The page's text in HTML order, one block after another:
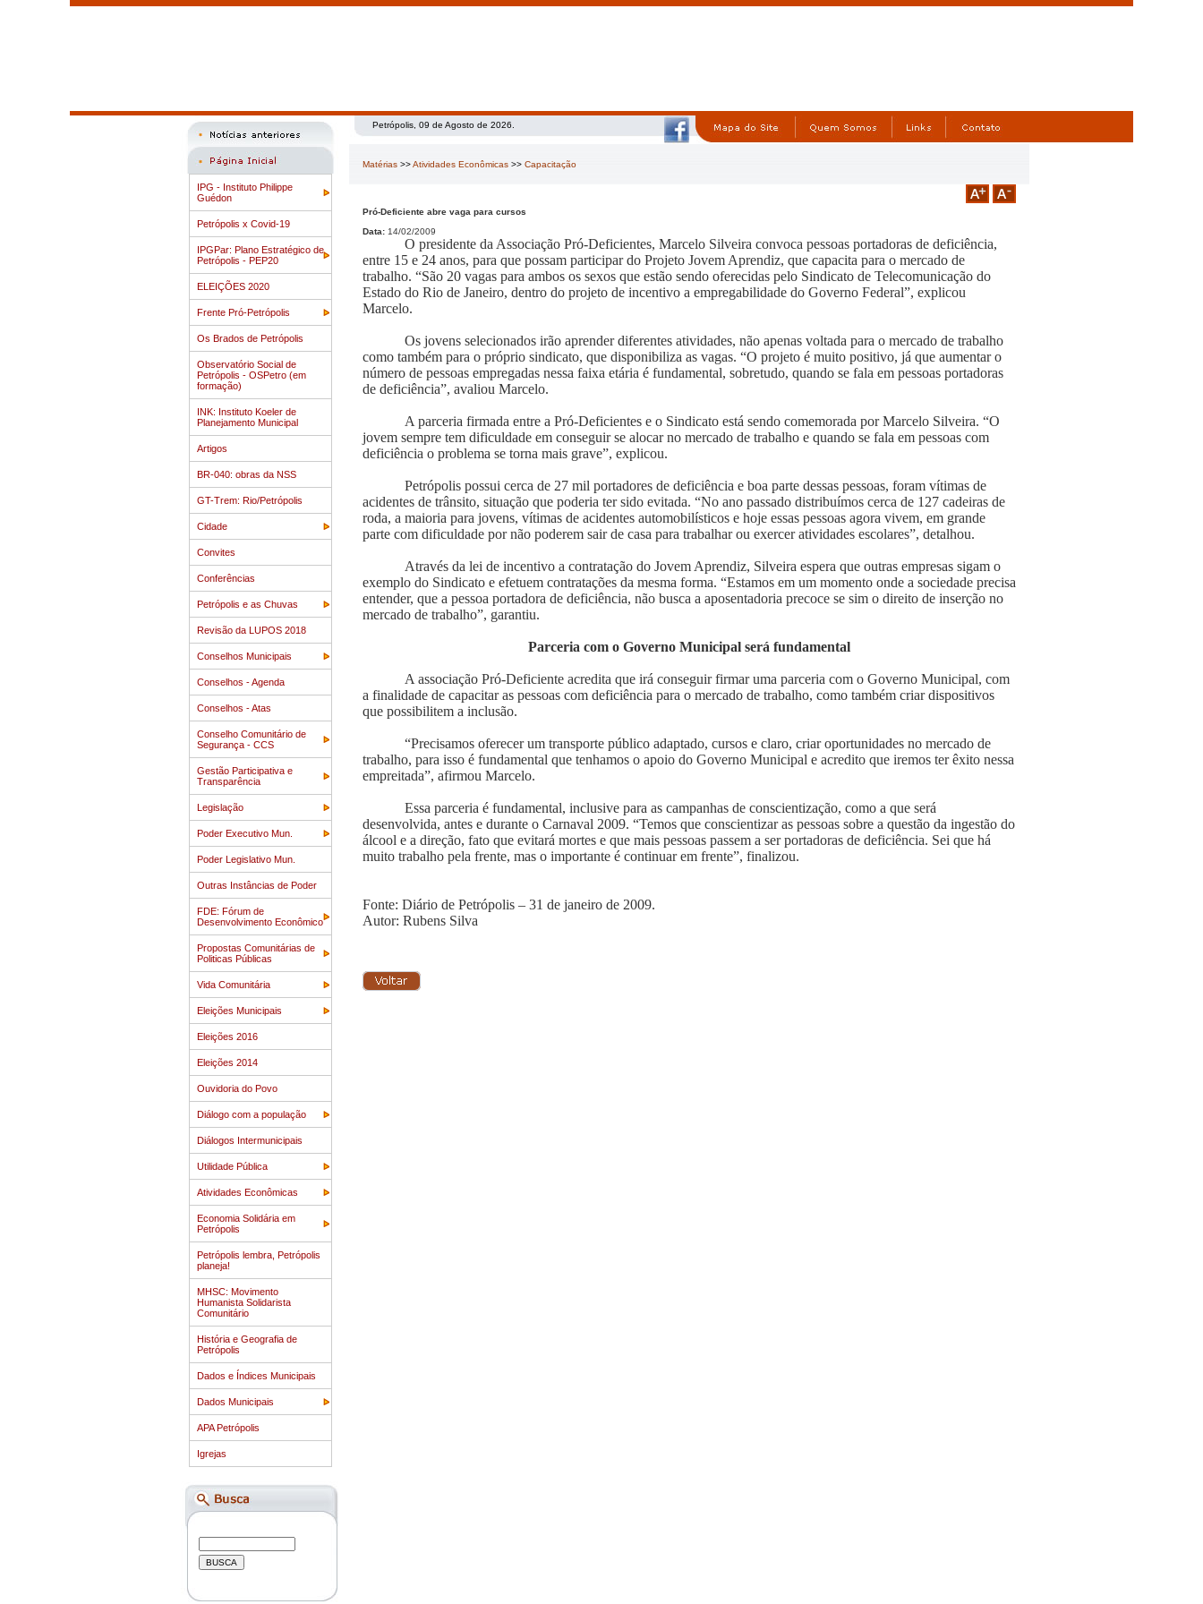
IPG - Instituto Philippe
Guédon
Petrópolis x Covid-19
IPGPar: Plano Estratégico de
Petrópolis - PEP20
ELEIÇÕES 2020
Frente Pró-Petrópolis
Os Brados de Petrópolis
Observatório Social de
Petrópolis - OSPetro (em
formação)
INK: Instituto Koeler de
Planejamento Municipal
Artigos
BR-040: obras da NSS
GT-Trem: Rio/Petrópolis
Cidade
Convites
Conferências
Petrópolis e as Chuvas
Revisão da LUPOS 2018
Conselhos Municipais
Conselhos - Agenda
Conselhos - Atas
Conselho Comunitário de
Segurança - CCS
Gestão Participativa e
Transparência
Legislação
Poder Executivo Mun.
Poder Legislativo Mun.
Outras Instâncias de Poder
FDE: Fórum de
Desenvolvimento Econômico
Propostas Comunitárias de
Politicas Públicas
Vida Comunitária
Eleições Municipais
Eleições 2016
Eleições 2014
Ouvidoria do Povo
Diálogo com a população
Diálogos Intermunicipais
Utilidade Pública
Atividades Econômicas
Economia Solidária em
Petrópolis
Petrópolis lembra, Petrópolis
planeja!
MHSC: Movimento
Humanista Solidarista
Comunitário
História e Geografia de
Petrópolis
Dados e Índices Municipais
Dados Municipais
APA Petrópolis
Igrejas
Petrópolis, 09 de Agosto de 2026.
Matérias >>Atividades Econômicas >> Capacitação
Pró-Deficiente abre vaga para cursos
Data: 14/02/2009
O presidente da Associação Pró-Deficientes, Marcelo Silveira convoca pessoas portadoras de deficiência,
entre 15 e 24 anos, para que possam participar do Projeto Jovem Aprendiz, que capacita para o mercado de
trabalho. “São 20 vagas para ambos os sexos que estão sendo oferecidas pelo Sindicato de Telecomunicação do
Estado do Rio de Janeiro, dentro do projeto de incentivo a empregabilidade do Governo Federal”, explicou
Marcelo.
Os jovens selecionados irão aprender diferentes atividades, não apenas voltada para o mercado de trabalho
como também para o próprio sindicato, que disponibiliza as vagas. “O projeto é muito positivo, já que aumentar o
número de pessoas empregadas nessa faixa etária é fundamental, sobretudo, quando se fala em pessoas portadoras
de deficiência”, avaliou Marcelo.
A parceria firmada entre a Pró-Deficientes e o Sindicato está sendo comemorada por Marcelo Silveira. “O
jovem sempre tem dificuldade em conseguir se alocar no mercado de trabalho e quando se fala em pessoas com
deficiência o problema se torna mais grave”, explicou.
Petrópolis possui cerca de 27 mil portadores de deficiência e boa parte dessas pessoas, foram vítimas de
acidentes de trânsito, situação que poderia ter sido evitada. “No ano passado distribuímos cerca de 127 cadeiras de
roda, a maioria para jovens, vítimas de acidentes automobilísticos e hoje essas pessoas agora vivem, em grande
parte com dificuldade por não poderem sair de casa para trabalhar ou exercer atividades escolares”, detalhou.
Através da lei de incentivo a contratação do Jovem Aprendiz, Silveira espera que outras empresas sigam o
exemplo do Sindicato e efetuem contratações da mesma forma. “Estamos em um momento onde a sociedade precisa
entender, que a pessoa portadora de deficiência, não busca a aposentadoria precoce se sim o direito de inserção no
mercado de trabalho”, garantiu.
Parceria com o Governo Municipal será fundamental
A associação Pró-Deficiente acredita que irá conseguir firmar uma parceria com o Governo Municipal, com
a finalidade de capacitar as pessoas com deficiência para o mercado de trabalho, como também criar dispositivos
que possibilitem a inclusão.
“Precisamos oferecer um transporte público adaptado, cursos e claro, criar oportunidades no mercado de
trabalho, para isso é fundamental que tenhamos o apoio do Governo Municipal e acredito que iremos ter êxito nessa
empreitada”, afirmou Marcelo.
Essa parceria é fundamental, inclusive para as campanhas de conscientização, como a que será
desenvolvida, antes e durante o Carnaval 2009. “Temos que conscientizar as pessoas sobre a questão da ingestão do
álcool e a direção, fato que evitará mortes e que mais pessoas passem a ser portadoras de deficiência. Sei que há
muito trabalho pela frente, mas o importante é continuar em frente”, finalizou.
Fonte: Diário de Petrópolis – 31 de janeiro de 2009.
Autor: Rubens Silva